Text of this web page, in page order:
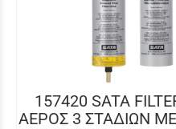
157420 SATA
ΑΕΡΟΣ 3 ΣΤΑΔΙΩΝ